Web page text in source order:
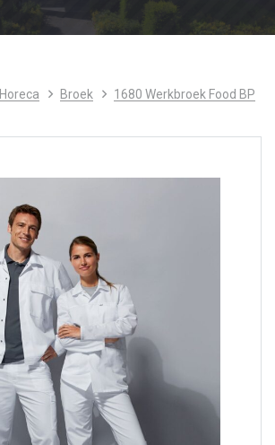
Horeca Broek 1680 Werkbroek Food BP